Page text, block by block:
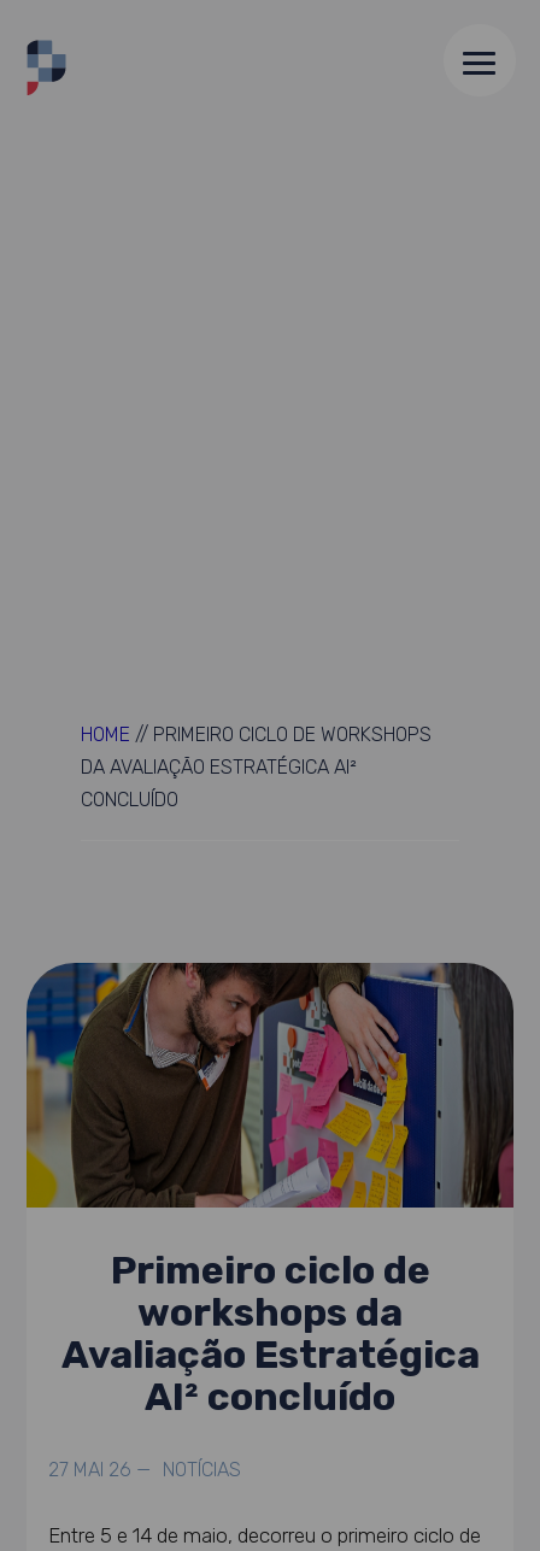
HOME // PRIMEIRO CICLO DE WORKSHOPS
DA AVALIAÇÃO ESTRATÉGICA AI²
CONCLUÍDO
Primeiro ciclo de
workshops da
Avaliação Estratégica
AI² concluído
27 MAI 26 — NOTÍCIAS
Entre 5 e 14 de maio, decorreu o primeiro ciclo de